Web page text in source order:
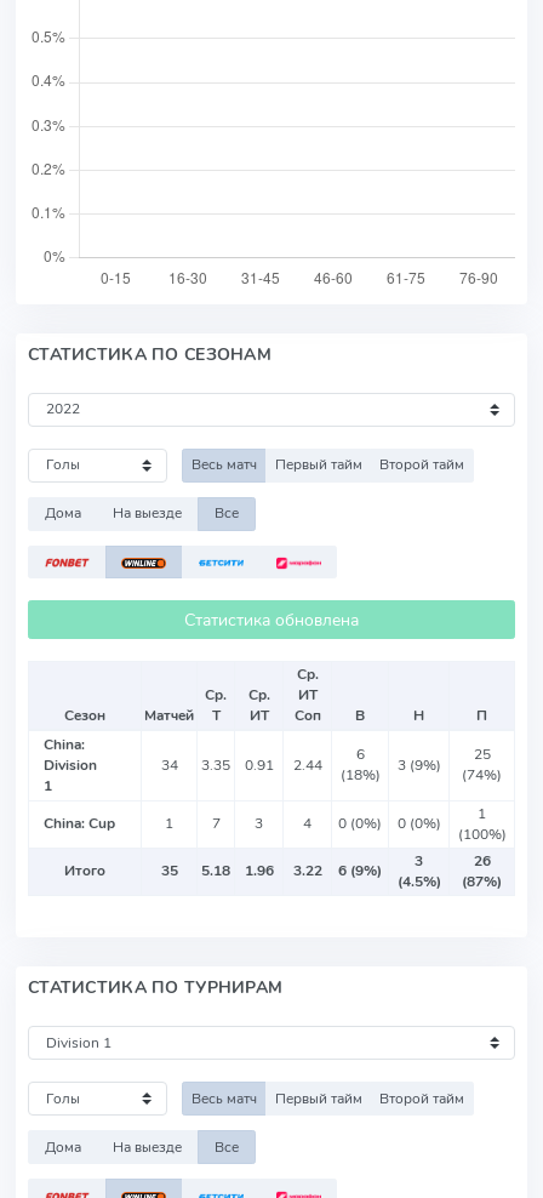
СТАТИСТИКА ПО СЕЗОНАМ
Весь матч Первый тайм Второй тайм
Дома На выезде Все
Статистика обновлена
Сезон Матчей
Ср.
Т
Ср.
ИТ
Ср.
ИТ
Соп
В Н
П
China:
Division
1
34 3.35 0.91 2.44
6
(18%)
3 (9%)
25
(74%)
China: Cup 1 7 3 4 0 (0%) 0 (0%)
1
(100%)
Итого
35 5.18 1.96 3.22 6 (9%)
3
(4.5%)
26
(87%)
СТАТИСТИКА ПО ТУРНИРАМ
Весь матч Первый тайм Второй тайм
Дома На выезде Все